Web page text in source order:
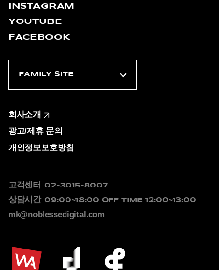
INSTAGRAM
YOUTUBE
FACEBOOK
회사소개
광고/제휴 문의
개인정보보호방침
고객센터 02-3015-8007
상담시간 09:00~18:00 OFF TIME 12:00~13:00
mk@noblessedigital.com